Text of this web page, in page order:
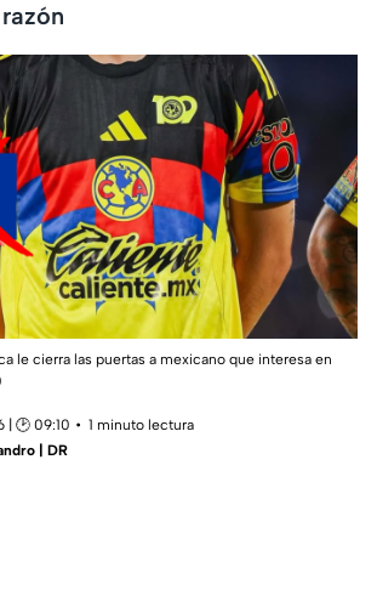
le cierra las puertas a mexicano que interesa en
| 🕑 09:10
1 minuto lectura
| DR